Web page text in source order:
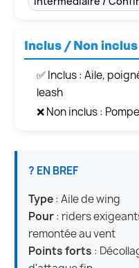
Inclus / Non inclus
✅ Inclus : Aile,
leash
❌ Non inclus : Pompe
? EN BREF
Type: Aile de wing
Pour: riders
remontée au vent
Points forts :